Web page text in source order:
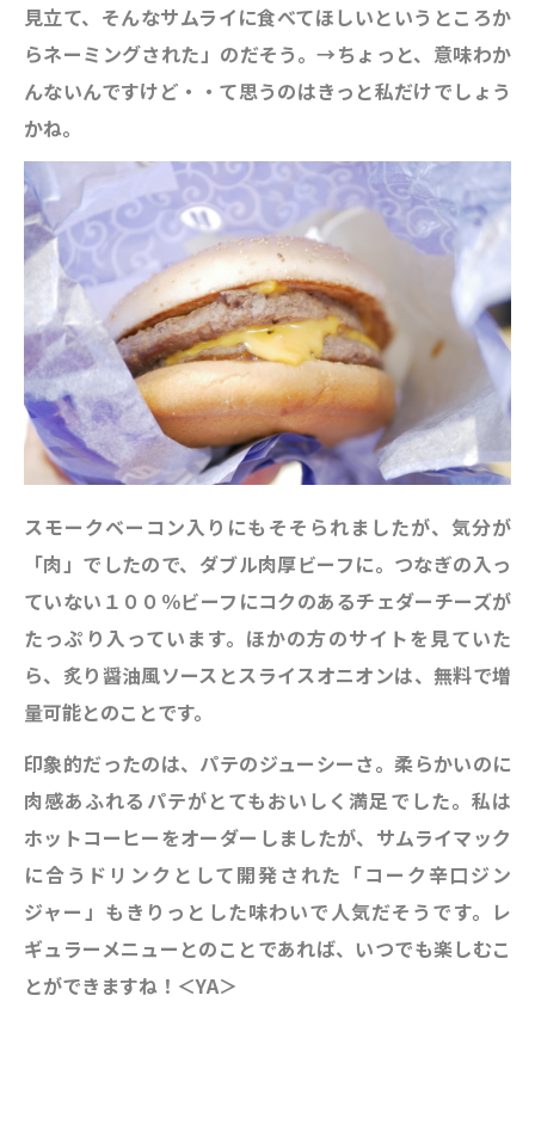
見立て、そんなサムライに食べてほしいというところか
らネーミングされた」のだそう。→ちょっと、意味わか
んないんですけど・・て思うのはきっと私だけでしょう
かね。
スモークベーコン入りにもそそられましたが、気分が
「肉」でしたので、ダブル肉厚ビーフに。つなぎの入っ
ていない１００％ビーフにコクのあるチェダーチーズが
たっぷり入っています。ほかの方のサイトを見ていた
ら、炙り醤油風ソースとスライスオニオンは、無料で増
量可能とのことです。
印象的だったのは、パテのジューシーさ。柔らかいのに
肉感あふれるパテがとてもおいしく満足でした。私は
ホットコーヒーをオーダーしましたが、サムライマック
に合うドリンクとして開発された「コーク辛口ジン
ジャー」もきりっとした味わいで人気だそうです。レ
ギュラーメニューとのことであれば、いつでも楽しむこ
とができますね！＜YA＞